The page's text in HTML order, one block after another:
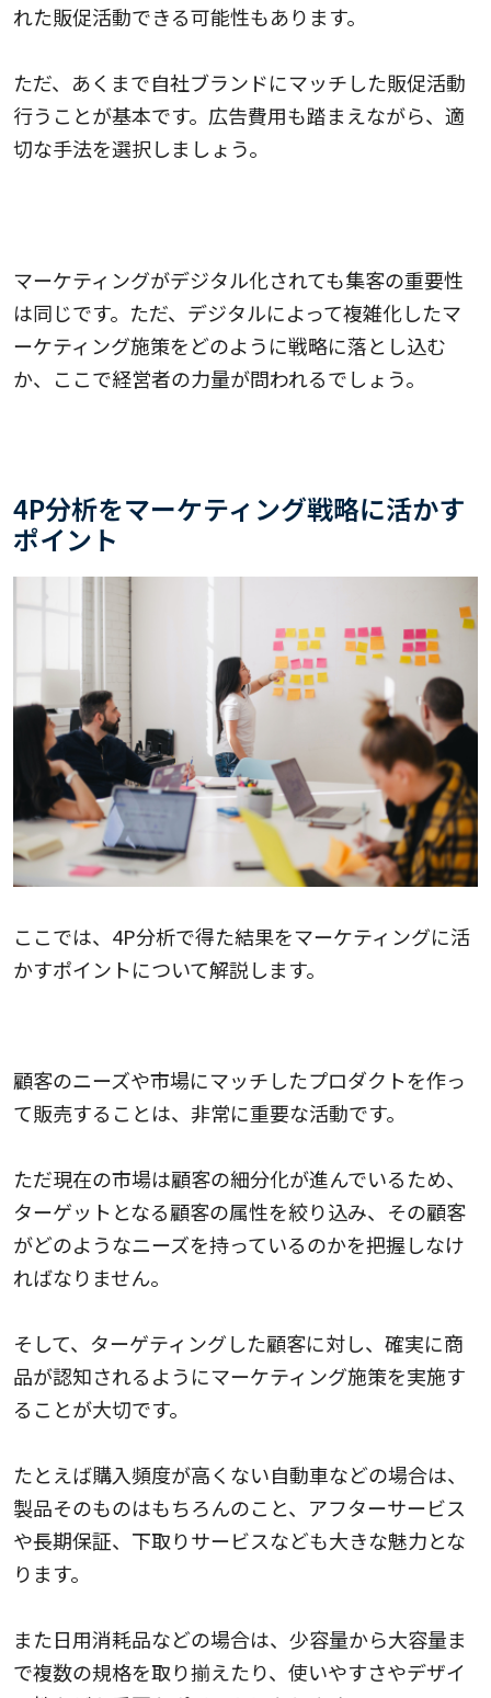
れた販促活動できる可能性もあります。
ただ、あくまで自社ブランドにマッチした販促活動
行うことが基本です。広告費用も踏まえながら、適
切な手法を選択しましょう。
マーケティングがデジタル化されても集客の重要性
は同じです。ただ、デジタルによって複雑化したマ
ーケティング施策をどのように戦略に落とし込む
か、ここで経営者の力量が問われるでしょう。
4P分析をマーケティング戦略に活かす
ポイント
ここでは、4P分析で得た結果をマーケティングに活
かすポイントについて解説します。
顧客のニーズや市場にマッチしたプロダクトを作っ
て販売することは、非常に重要な活動です。
ただ現在の市場は顧客の細分化が進んでいるため、
ターゲットとなる顧客の属性を絞り込み、その顧客
がどのようなニーズを持っているのかを把握しなけ
ればなりません。
そして、ターゲティングした顧客に対し、確実に商
品が認知されるようにマーケティング施策を実施す
ることが大切です。
たとえば購入頻度が高くない自動車などの場合は、
製品そのものはもちろんのこと、アフターサービス
や長期保証、下取りサービスなども大きな魅力とな
ります。
また日用消耗品などの場合は、少容量から大容量ま
で複数の規格を取り揃えたり、使いやすさやデザイ